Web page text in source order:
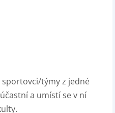
sportovci/týmy z jedné
a umístí se v ní